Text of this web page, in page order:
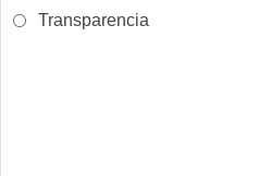
Transparencia